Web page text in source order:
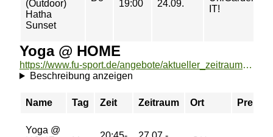
(Outdoor)
Hatha
Sunset
19:00
24.09.
IT!
Yoga @ HOME
https://www.fu-sport.de/angebote/aktueller_zeitraum/_Yoga___HOME.html
Beschreibung anzeigen
Name Tag Zeit Zeitraum Ort Preis
Yoga @